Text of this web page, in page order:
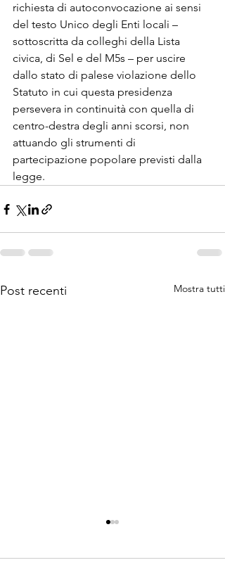
richiesta di autoconvocazione ai sensi
del testo Unico degli Enti locali –
sottoscritta da colleghi della Lista
civica, di Sel e del M5s – per uscire
dallo stato di palese violazione dello
Statuto in cui questa presidenza
persevera in continuità con quella di
centro-destra degli anni scorsi, non
attuando gli strumenti di
partecipazione popolare previsti dalla
legge.
Post recenti Mostra tutti